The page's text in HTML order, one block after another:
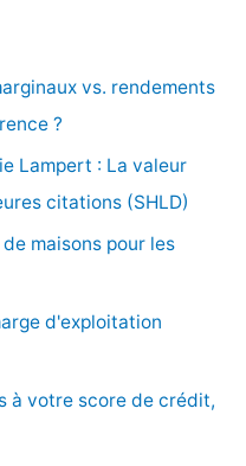
vs. rendements
?
Lampert : La valeur
citations (SHLD)
maisons pour les
d'exploitation
à votre score de crédit,